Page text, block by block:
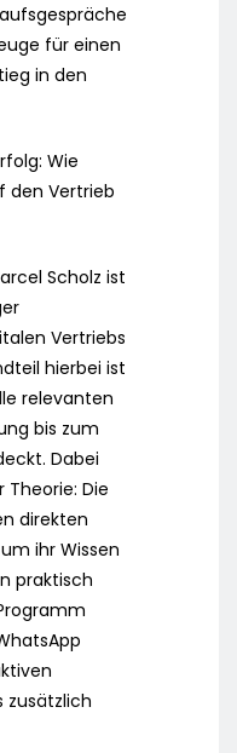
für einen
in den
Wie
den Vertrieb
Scholz ist
Vertriebs
hierbei ist
relevanten
bis zum
Dabei
Die
direkten
ihr Wissen
praktisch
zusätzlich